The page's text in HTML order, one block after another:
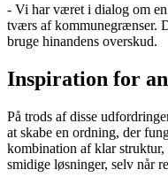
- Vi har været i dialog om
tværs af kommunegrænser.
bruge hinandens overskud.
Inspiration for
På trods af disse
at skabe en ordning, der
kombination af klar
smidige løsninger, selv når